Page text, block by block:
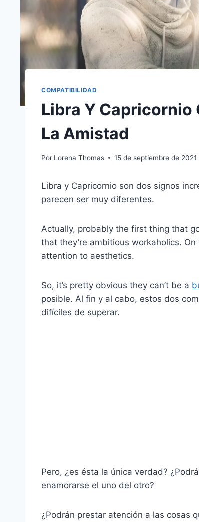
COMPATIBILIDAD
Libra Y Capricornio
La Amistad
Por Lorena Thomas 15 de septiembre de 2021
Libra y Capricornio son dos signos
parecen ser muy diferentes.
Actually, probably the first thing that
that they’re ambitious workaholics.
attention to aesthetics.
So, it’s pretty obvious they can’t be a
posible. Al fin y al cabo, estos dos
difíciles de superar.
Pero, ¿es ésta la única verdad?
enamorarse el uno del otro?
¿Podrán prestar atención a las cosas